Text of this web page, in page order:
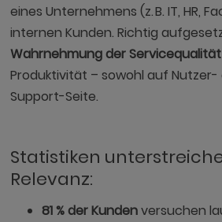
eines Unternehmens (z. B. IT, HR,
internen Kunden. Richtig
Wahrnehmung der
Produktivität – sowohl auf
Support-Seite.
Statistiken
Relevanz:
81 % der Kundenversuchen